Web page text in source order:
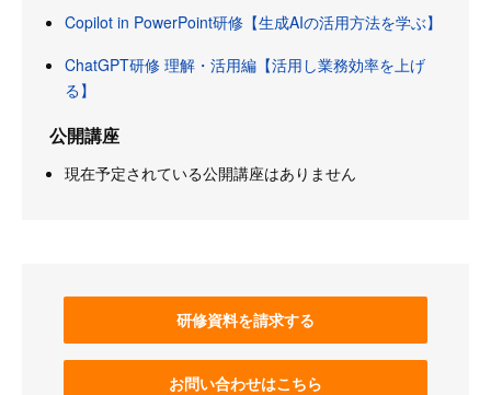
Copilot in PowerPoint研修【生成AIの活用方法を学ぶ】
ChatGPT研修 理解・活用編【活用し業務効率を上げ
る】
公開講座
現在予定されている公開講座はありません
研修資料を請求する
お問い合わせはこちら